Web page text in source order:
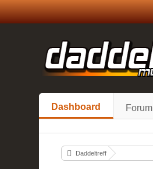
Dashboard Forum
Daddeltreff